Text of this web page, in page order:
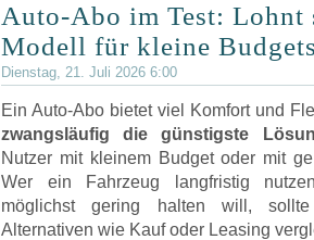
Auto-Abo im Test: Lohnt
Modell für kleine
Dienstag, 21. Juli 2026 6:00
Ein Auto-Abo bietet viel Komfort und
zwangsläufig die günstigste
Nutzer mit kleinem Budget oder mit
Wer ein Fahrzeug langfristig
möglichst gering halten will,
Alternativen wie Kauf oder Leasing